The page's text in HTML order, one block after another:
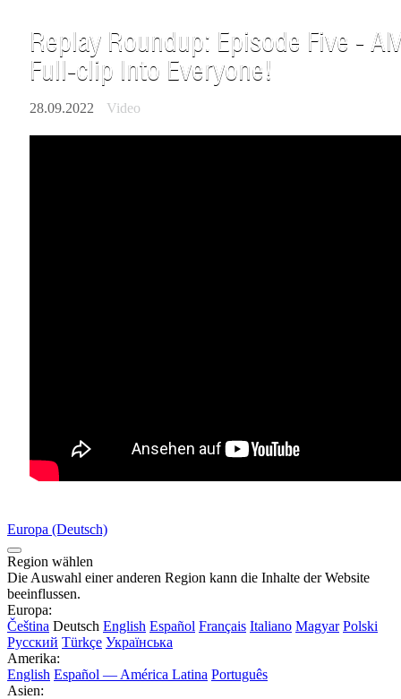
Replay Roundup: Episode Five -
Full-clip Into Everyone!
28.09.2022 Video
Europa (Deutsch)
Region wählen
Die Auswahl einer anderen Region kann die Inhalte der Website
beeinflussen.
Europa:
Čeština Deutsch English Español Français Italiano Magyar Polski
Русский Türkçe Українська
Amerika:
English Español — América Latina Português
Asien: